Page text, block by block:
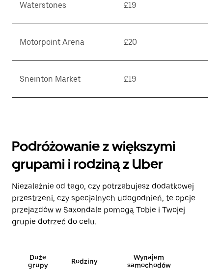
Waterstones £19
Motorpoint Arena £20
Sneinton Market £19
Podróżowanie z większymi
grupami i rodziną z Uber
Niezależnie od tego, czy potrzebujesz dodatkowej
przestrzeni, czy specjalnych udogodnień, te opcje
przejazdów w Saxondale pomogą Tobie i Twojej
grupie dotrzeć do celu.
Duże
grupy
Rodziny
Wynajem
samochodów